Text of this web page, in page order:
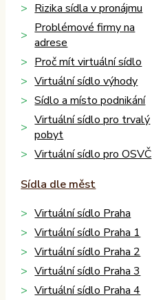
Rizika sídla v pronájmu
Problémové firmy na
adrese
Proč mít virtuální sídlo
Virtuální sídlo výhody
Sídlo a místo podnikání
Virtuální sídlo pro trvalý
pobyt
Virtuální sídlo pro OSVČ
Sídla dle měst
Virtuální sídlo Praha
Virtuální sídlo Praha 1
Virtuální sídlo Praha 2
Virtuální sídlo Praha 3
Virtuální sídlo Praha 4